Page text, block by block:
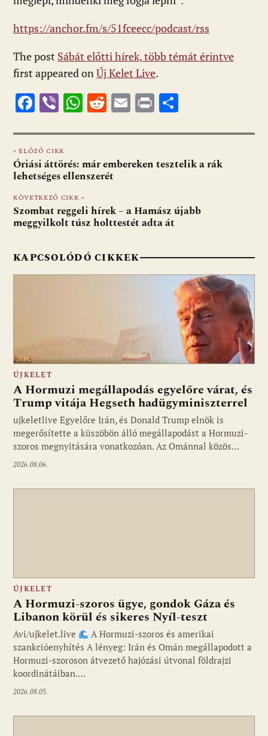
https://anchor.fm/s/51fceecc/podcast/rss
The post Sábát előtti hírek, több témát érintve
first appeared onÚj Kelet Live.
F
e
b
o
o
k
Vi
er
W
at
s
A
p
p
R
d
di
t
E
ai
l
Pr
t za
m
« ELŐZŐ CIKK
Óriási áttörés: már embereken tesztelik a rák
lehetséges ellenszerét
KÖVETKEZŐ CIKK »
Szombat reggeli hírek – a Hamász újabb
meggyilkolt túsz holttestét adta át
KAPCSOLÓDÓ CIKKEK
Fotó: ujkelet.live
ÚJKELET
A Hormuzi megállapodás egyelőre várat, és
Trump vitája Hegseth hadügyminiszterrel
ujkeletlive Egyelőre Irán, és Donald Trump elnök is
megerősítette a küszöbön álló megállapodást a Hormuzi-
szoros megnyitására vonatkozóan. Az Ománnal közös…
2026.08.06.
ÚJKELET
A Hormuzi-szoros ügye, gondok Gáza és
Libanon körül és sikeres Nyíl-teszt
Avi/ujkelet.live
A Hormuzi-szoros és amerikai
szankcióenyhítés A lényeg: Irán és Omán megállapodott a
Hormuzi-szoroson átvezető hajózási útvonal földrajzi
koordinátáiban.…
2026.08.05.